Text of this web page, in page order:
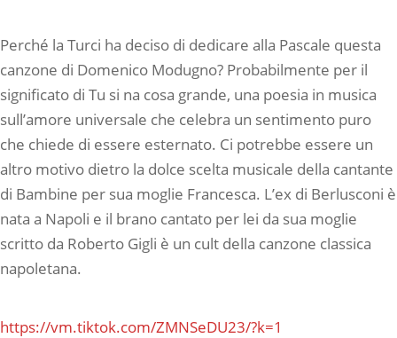
Perché la Turci ha deciso di dedicare alla Pascale questa
canzone di Domenico Modugno? Probabilmente per il
significato di Tu si na cosa grande, una poesia in musica
sull’amore universale che celebra un sentimento puro
che chiede di essere esternato. Ci potrebbe essere un
altro motivo dietro la dolce scelta musicale della cantante
di Bambine per sua moglie Francesca. L’ex di Berlusconi è
nata a Napoli e il brano cantato per lei da sua moglie
scritto da Roberto Gigli è un cult della canzone classica
napoletana.
https://vm.tiktok.com/ZMNSeDU23/?k=1